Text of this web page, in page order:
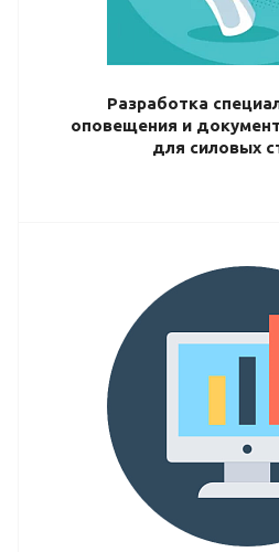
Разработка
оповещения и
для силовых